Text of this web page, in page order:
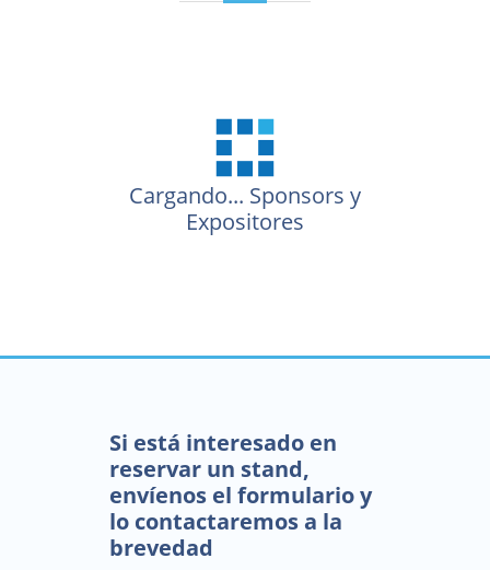
Cargando... Sponsors y
Expositores
Si está interesado en
reservar un stand,
envíenos el formulario y
lo contactaremos a la
brevedad